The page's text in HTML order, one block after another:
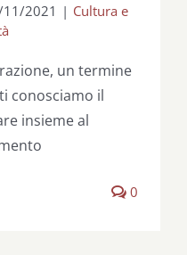
2021 | Cultura e
un termine
conosciamo il
insieme al
0